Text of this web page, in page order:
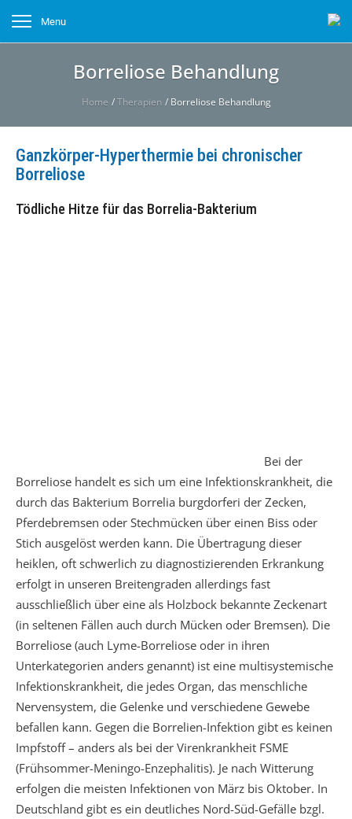
Borreliose Behandlung
Home /Therapien / Borreliose Behandlung
Ganzkörper-Hyperthermie bei chronischer
Borreliose
Tödliche Hitze für das Borrelia-Bakterium
Bei der
Borreliose handelt es sich um eine Infektionskrankheit, die
durch das Bakterium Borrelia burgdorferi der Zecken,
Pferdebremsen oder Stechmücken über einen Biss oder
Stich ausgelöst werden kann. Die Übertragung dieser
heiklen, oft schwerlich zu diagnostizierenden Erkrankung
erfolgt in unseren Breitengraden allerdings fast
ausschließlich über eine als Holzbock bekannte Zeckenart
(in seltenen Fällen auch durch Mücken oder Bremsen). Die
Borreliose (auch Lyme-Borreliose oder in ihren
Unterkategorien anders genannt) ist eine multisystemische
Infektionskrankheit, die jedes Organ, das menschliche
Nervensystem, die Gelenke und verschiedene Gewebe
befallen kann. Gegen die Borrelien-Infektion gibt es keinen
Impfstoff – anders als bei der Virenkrankheit FSME
(Frühsommer-Meningo-Enzephalitis). Je nach Witterung
erfolgen die meisten Infektionen von März bis Oktober. In
Deutschland gibt es ein deutliches Nord-Süd-Gefälle bzgl.
Menu